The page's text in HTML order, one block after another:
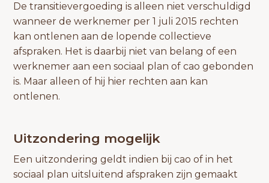
De transitievergoeding is alleen niet verschuldigd
wanneer de werknemer per 1 juli 2015 rechten
kan ontlenen aan de lopende collectieve
afspraken. Het is daarbij niet van belang of een
werknemer aan een sociaal plan of cao gebonden
is. Maar alleen of hij hier rechten aan kan
ontlenen.
Uitzondering mogelijk
Een uitzondering geldt indien bij cao of in het
sociaal plan uitsluitend afspraken zijn gemaakt